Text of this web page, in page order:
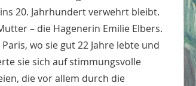
20. Jahrhundert verwehrt bleibt.
– die Hagenerin Emilie Elbers.
wo sie gut 22 Jahre lebte und
sie sich auf stimmungsvolle
die vor allem durch die